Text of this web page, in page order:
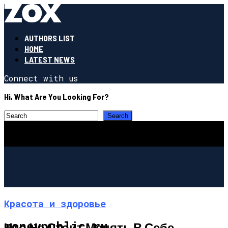
AUTHORS LIST
HOME
LATEST NEWS
Connect with us
Hi, What Are You Looking For?
Красота и здоровье